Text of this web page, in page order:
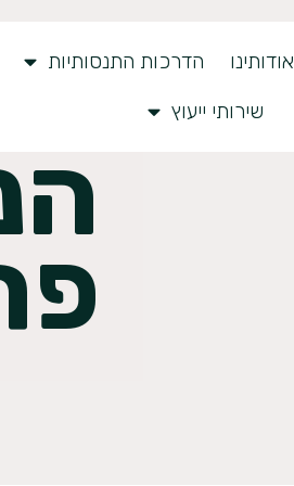
אודותינו
הדרכות התנסותיות
שירותי ייעוץ